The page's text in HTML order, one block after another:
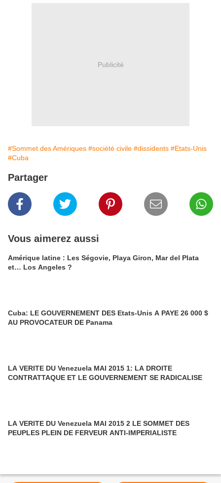
Publicité
#Sommet des Amériques #société civile #dissidents #Etats-Unis
#Cuba
Partager
Vous aimerez aussi
Amérique latine : Les Ségovie, Playa Giron, Mar del Plata
et… Los Angeles ?
Cuba: LE GOUVERNEMENT DES Etats-Unis A PAYE 26 000 $
AU PROVOCATEUR DE Panama
LA VERITE DU Venezuela MAI 2015 1: LA DROITE
CONTRATTAQUE ET LE GOUVERNEMENT SE RADICALISE
LA VERITE DU Venezuela MAI 2015 2 LE SOMMET DES
PEUPLES PLEIN DE FERVEUR ANTI-IMPERIALISTE